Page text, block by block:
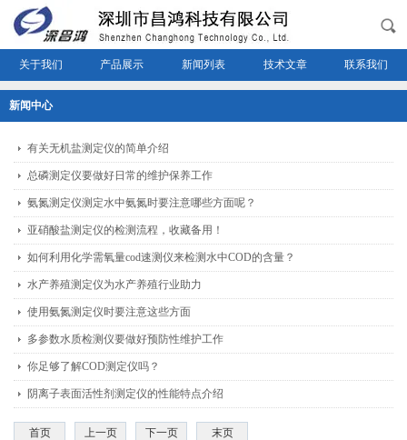
关于我们 产品展示 新闻列表 技术文章 联系我们
新闻中心
有关无机盐测定仪的简单介绍
总磷测定仪要做好日常的维护保养工作
氨氮测定仪测定水中氨氮时要注意哪些方面呢？
亚硝酸盐测定仪的检测流程，收藏备用！
如何利用化学需氧量cod速测仪来检测水中COD的含量？
水产养殖测定仪为水产养殖行业助力
使用氨氮测定仪时要注意这些方面
多参数水质检测仪要做好预防性维护工作
你足够了解COD测定仪吗？
阴离子表面活性剂测定仪的性能特点介绍
首页 上一页 下一页 末页